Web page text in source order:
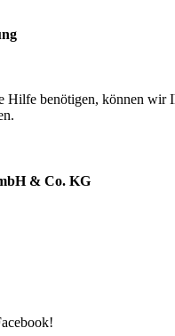
Hilfe benötigen, können wir
& Co. KG